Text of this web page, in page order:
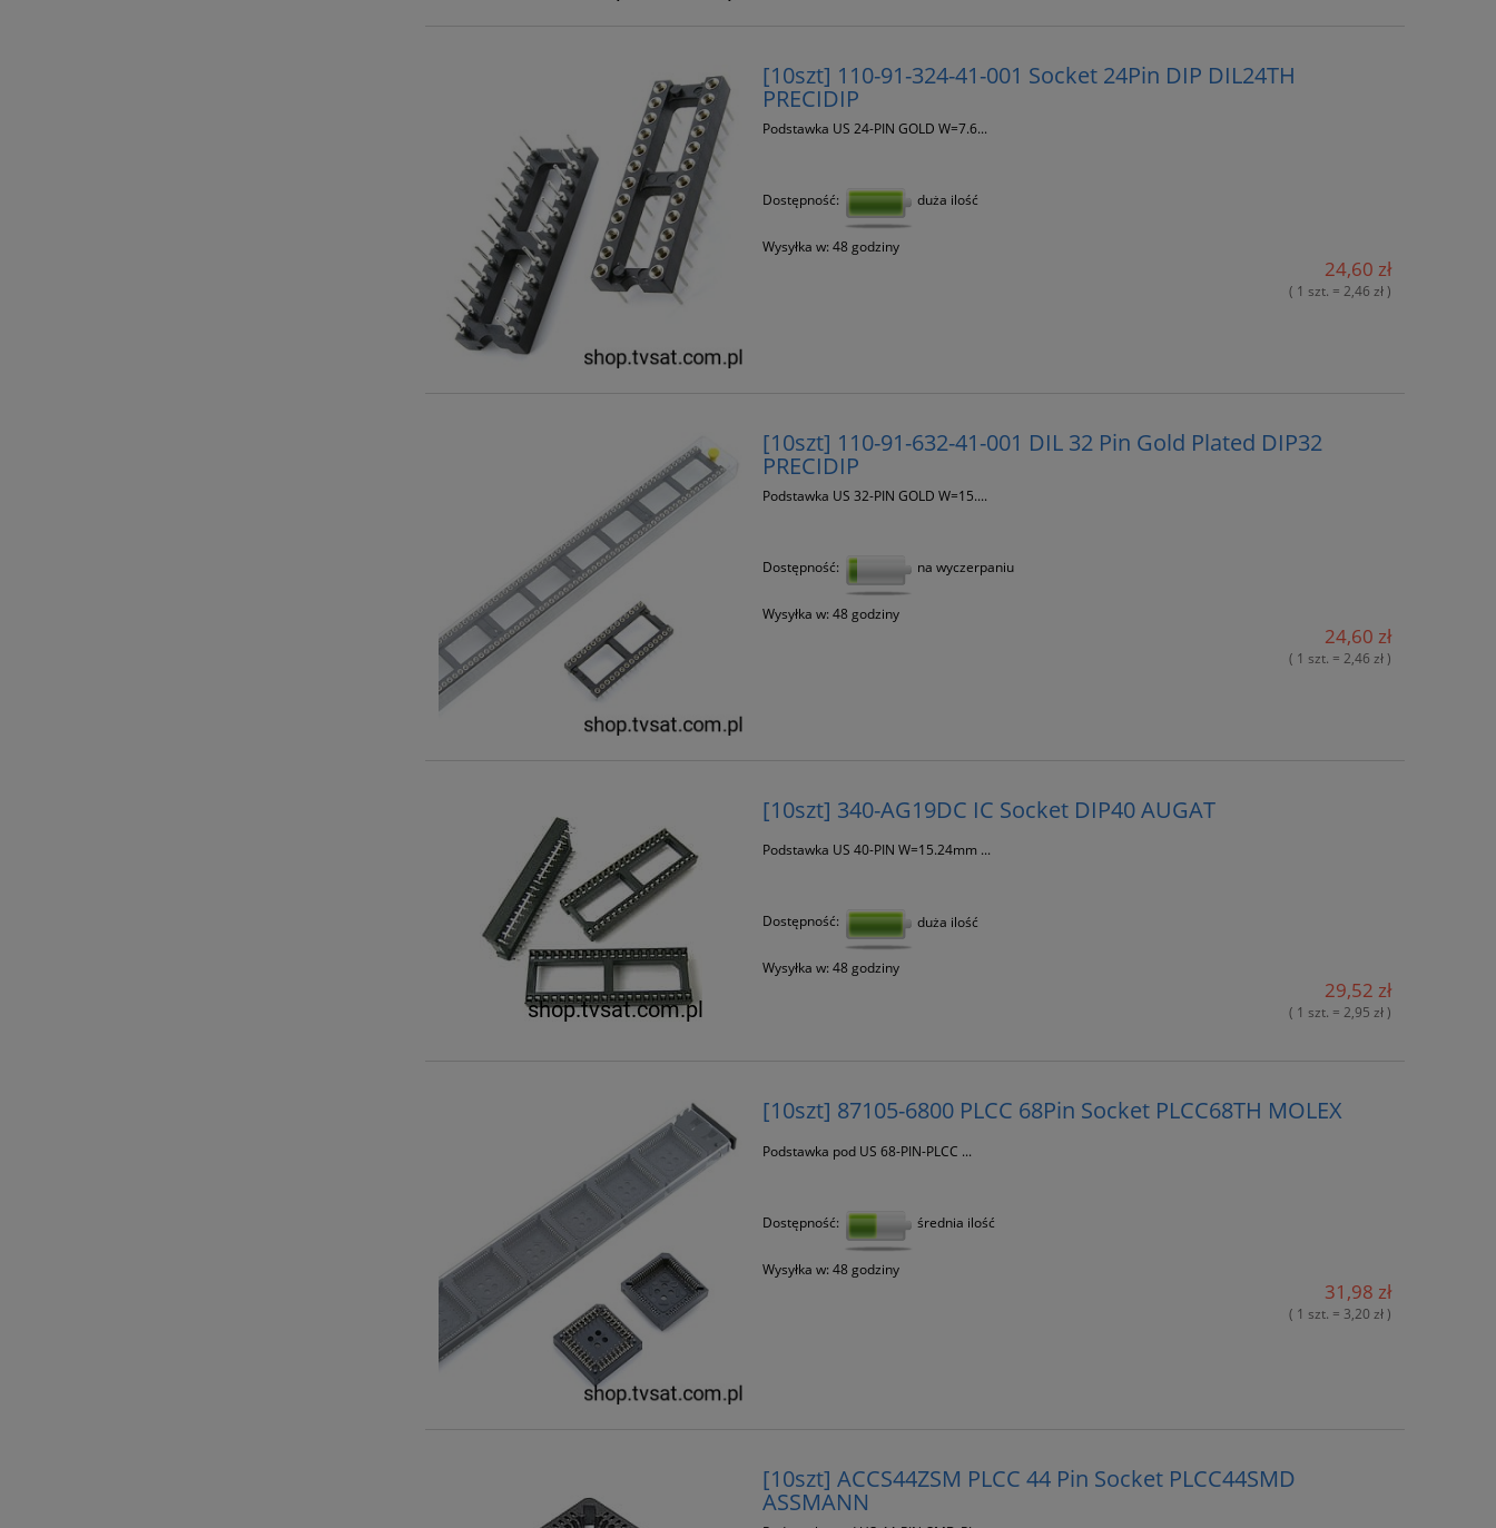
[10szt] 110-91-324-41-001 Socket 24Pin DIP DIL24TH
PRECIDIP
Podstawka US 24-PIN GOLD W=7.6...
Dostępność: duża ilość
Wysyłka w: 48 godziny
24,60 zł
( 1 szt. = 2,46 zł )
[10szt] 110-91-632-41-001 DIL 32 Pin Gold Plated DIP32
PRECIDIP
Podstawka US 32-PIN GOLD W=15....
Dostępność: na wyczerpaniu
Wysyłka w: 48 godziny
24,60 zł
( 1 szt. = 2,46 zł )
[10szt] 340-AG19DC IC Socket DIP40 AUGAT
Podstawka US 40-PIN W=15.24mm ...
Dostępność: duża ilość
Wysyłka w: 48 godziny
29,52 zł
( 1 szt. = 2,95 zł )
[10szt] 87105-6800 PLCC 68Pin Socket PLCC68TH MOLEX
Podstawka pod US 68-PIN-PLCC ...
Dostępność: średnia ilość
Wysyłka w: 48 godziny
31,98 zł
( 1 szt. = 3,20 zł )
[10szt] ACCS44ZSM PLCC 44 Pin Socket PLCC44SMD
ASSMANN